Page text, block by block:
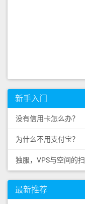
新手入门
没有信用卡怎么办？
为什么不用支付宝？
独服，VPS与空间的
最新推荐